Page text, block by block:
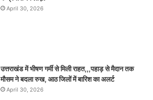
April 30, 2026
उत्तराखंड में भीषण गर्मी से मिली राहत,,,पहाड़ से मैदान तक
मौसम ने बदला रुख, आठ जिलों में बारिश का अलर्ट
April 30, 2026